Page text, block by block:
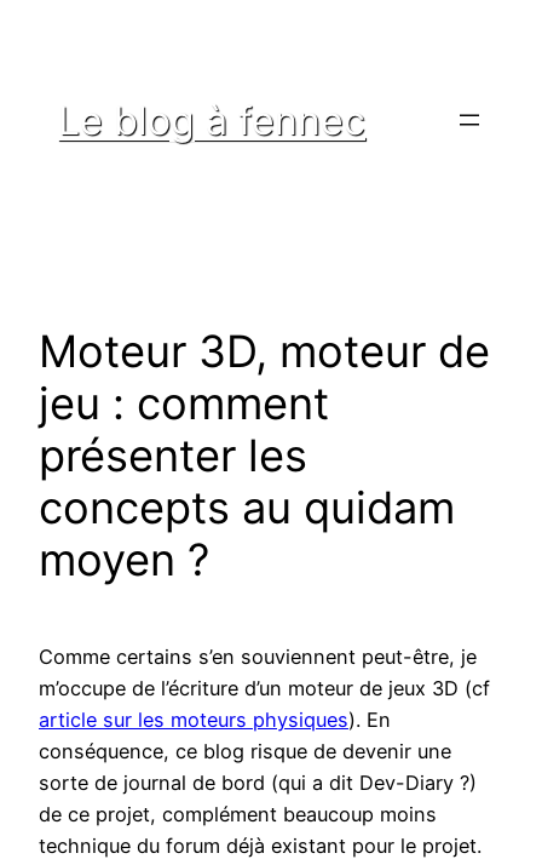
Le blog à fennec
Moteur 3D, moteur de
jeu : comment
présenter les
concepts au quidam
moyen ?
Comme certains s’en souviennent peut-être, je
m’occupe de l’écriture d’un moteur de jeux 3D (cf
article sur les moteurs physiques). En
conséquence, ce blog risque de devenir une
sorte de journal de bord (qui a dit Dev-Diary ?)
de ce projet, complément beaucoup moins
technique du forum déjà existant pour le projet.